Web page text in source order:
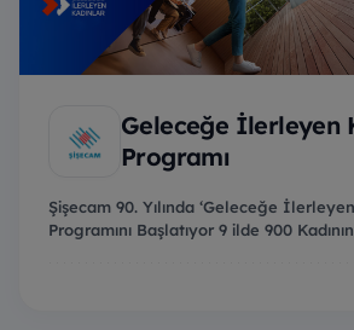
Geleceğe İlerleyen
Programı
Şişecam 90. Yılında ‘Geleceğe
Programını Başlatıyor 9 ilde 900